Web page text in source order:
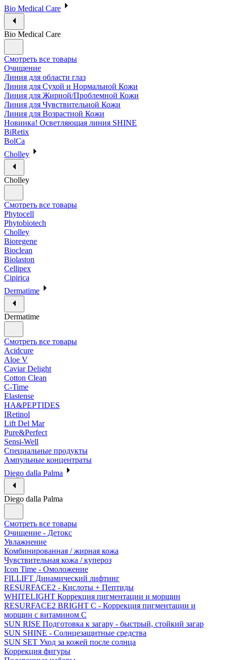
Bio Medical Care
Bio Medical Care
Смотреть все товары
Очищение
Линия для области глаз
Линия для Сухой и Нормальной Кожи
Линия для Жирной/Проблемной Кожи
Линия для Чувствительной Кожи
Линия для Возрастной Кожи
Новинка! Осветляющая линия SHINE
BiRetix
BolCa
Cholley
Cholley
Смотреть все товары
Phytocell
Phytobiotech
Cholley
Bioregene
Bioclean
Biolaston
Cellipex
Cipirica
Dermatime
Dermatime
Смотреть все товары
Acidcure
Aloe V
Caviar Delight
Cotton Clean
C-Time
Elastense
HA&PEPTIDES
IRetinol
Lift Del Mar
Pure&Perfect
Sensi-Well
Специальные продукты
Ампульные концентраты
Diego dalla Palma
Diego dalla Palma
Смотреть все товары
Очищение - Детокс
Увлажнение
Комбинированная / жирная кожа
Чувствительная кожа / купероз
Icon Time - Омоложение
FILLIFT Динамический лифтинг
RESURFACE2 - Кислоты + Пептиды
WHITELIGHT Коррекция пигментации и морщин
RESURFACE2 BRIGHT C - Коррекция пигментации и
морщин с витамином С
SUN RISE Подготовка к загару - быстрый, стойкий загар
SUN SHINE - Солнцезащитные средства
SUN SET Уход за кожей после солнца
Коррекция фигуры